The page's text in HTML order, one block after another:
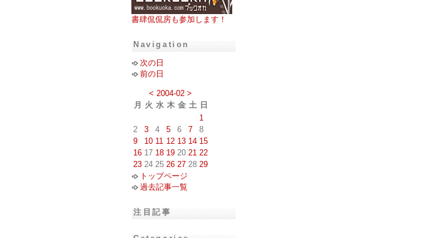
書肆侃侃房も参加します！
Navigation
次の日
前の日
< 2004-02 >
月
火 水 木 金 土 日
1
2
3 4 5 6 7
8
9
10 11 12 13 14 15
16 17 18 19 20 21 22
23 24 25 26 27 28 29
トップページ
過去記事一覧
注目記事